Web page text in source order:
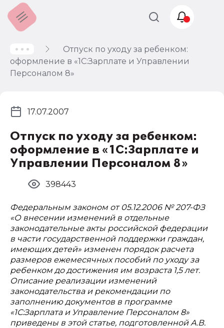
Отпуск по уходу за ребенком:
оформление в «1С:Зарплате и Управлении
Персоналом 8»
Отпуск по уходу за ребенком:
оформление в «1С:Зарплате и
Управлении Персоналом 8»
17.07.2007
398443
Федеральным законом от 05.12.2006 № 207-ФЗ
«О внесении изменений в отдельные
законодательные акты российской федерации
в части государственной поддержки граждан,
имеющих детей» изменен порядок расчета
размеров ежемесячных пособий по уходу за
ребенком до достижения им возраста 1,5 лет.
Описание реализации изменений
законодательства и рекомендации по
заполнению документов в программе
«1С:Зарплата и Управление Персоналом 8»
приведены в этой статье, подготовленной А.В.
Учет и
налогообложение